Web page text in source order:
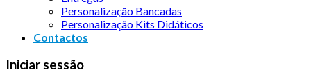
Personalização Bancadas
Personalização Kits Didáticos
Contactos
Iniciar sessão